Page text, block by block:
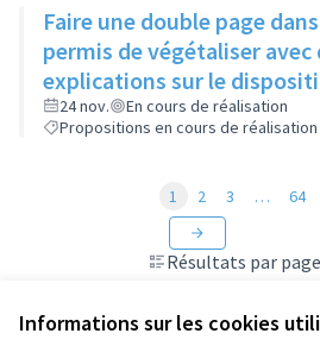
Informations sur les cookies
Faire une double page
permis de végétaliser
explications sur le
côté des exemples concrets
investir
24 nov.
En cours de réalisation
Propositions en cours de réalisation
Résultats par
1 2 3 … 64